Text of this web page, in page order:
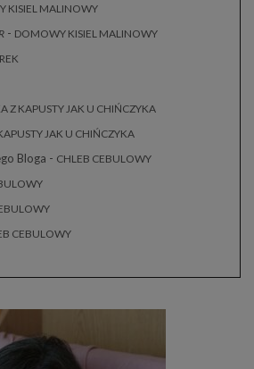
KISIEL MALINOWY
- DOMOWY KISIEL MALINOWY
Z KAPUSTY JAK U CHIŃCZYKA
JAK U CHIŃCZYKA
Bloga - CHLEB CEBULOWY
CEBULOWY